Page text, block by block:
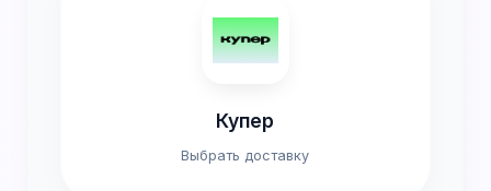
Купер
Выбрать доставку